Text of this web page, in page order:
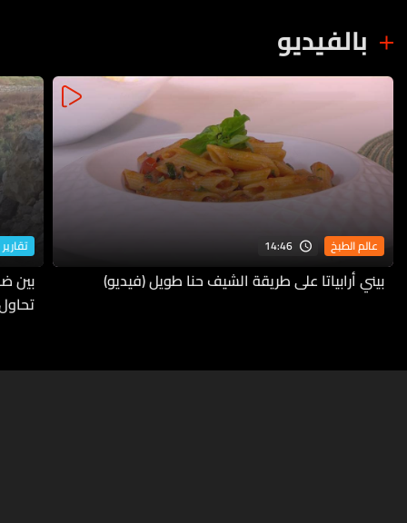
بالفيديو
عالم الطبخ 14:46
بيني أرابياتا على طريقة الشيف حنا طويل (فيديو)
بين